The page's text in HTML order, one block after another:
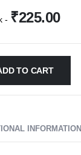
- ₹225.00
TO CART
INFORMATION